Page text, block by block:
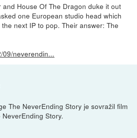
and House Of The Dragon duke it out
one European studio head which
next IP to pop. Their answer: The
09/neverendin...
The NeverEnding Story je sovražil film
Story.